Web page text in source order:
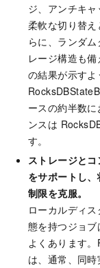
ジ、アンチキ
柔軟な切り替
らに、ランダ
レージ構造も備
の結果が示す
ースの約半数
ンスは
す。
ストレージと
をサポートし
制限を克服。
ローカルディ
態を持つジョ
よくあります
は、通常、同